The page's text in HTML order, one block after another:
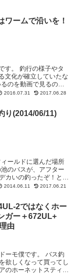
ワームで沿いを！
す。 釣行の様子やタ
文化が確立していたな
のを動画で見るのは
2016.07.31 2017.06.28
り(2014/06/11)
ールドに選んだ場所
のバスが、アフター
カいの釣ったぞ！とい
2014.06.11 2017.06.21
2ではなくホー
ガー＋672UL+
由
ーモ僕です。 バス釣
欲しくなって買ってし
のホーネットスティン